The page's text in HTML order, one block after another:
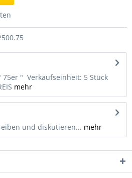
75er " Verkaufseinheit: 5 Stück
mehr
und diskutieren... mehr